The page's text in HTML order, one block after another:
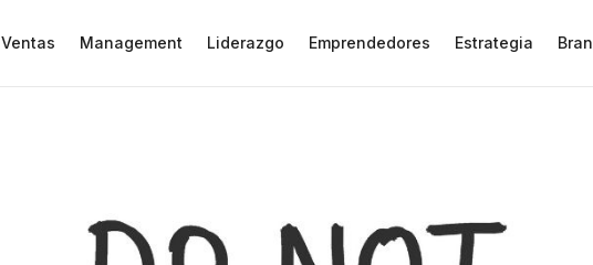
Ventas Management Liderazgo Emprendedores Estrategia